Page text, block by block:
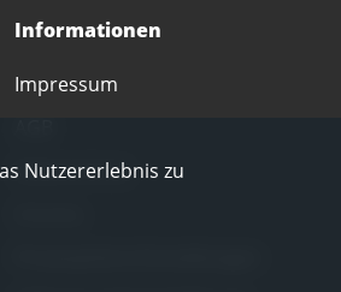
Informationen
Impressum
Datenschutz
Nutzererlebnis zu